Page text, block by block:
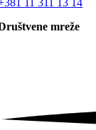
11 311 13 14
mreže